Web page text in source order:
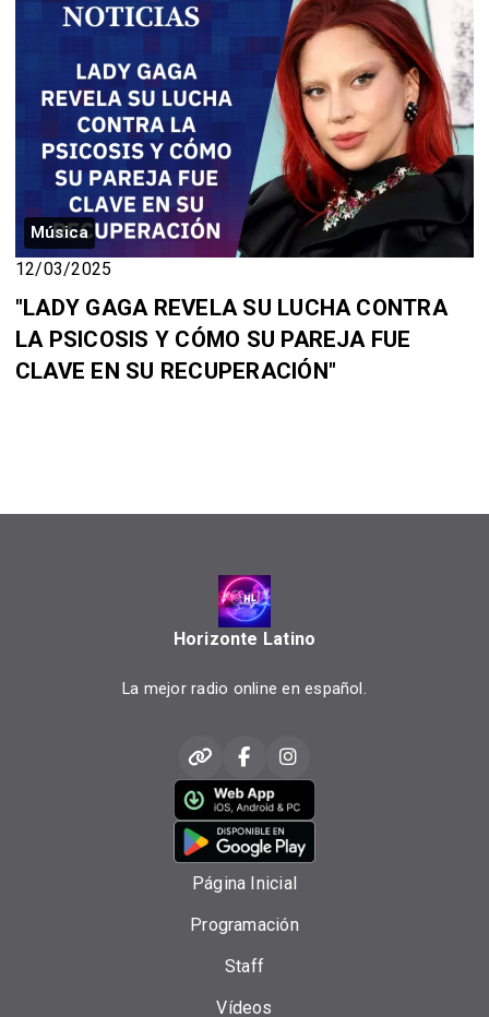
ARTÍSTICA
Música
12/03/2025
"LADY GAGA REVELA SU LUCHA CONTRA
LA PSICOSIS Y CÓMO SU PAREJA FUE
CLAVE EN SU RECUPERACIÓN"
Horizonte Latino
La mejor radio online en español.
Página Inicial
Programación
Staff
Vídeos